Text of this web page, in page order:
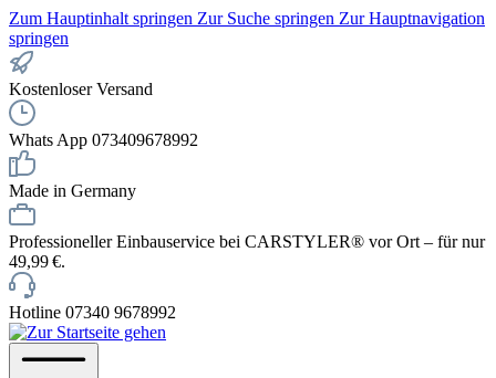
Zum Hauptinhalt springen Zur Suche springen Zur Hauptnavigation
springen
Kostenloser Versand
Whats App 073409678992
Made in Germany
Professioneller Einbauservice bei CARSTYLER® vor Ort – für nur
49,99 €.
Hotline 07340 9678992